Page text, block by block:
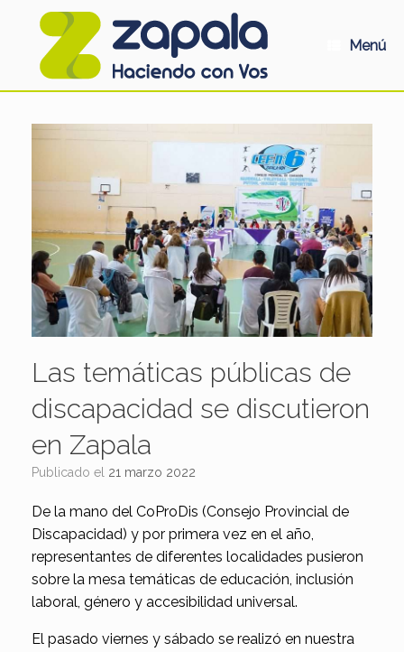
Menú
Las temáticas públicas de
discapacidad se discutieron
en Zapala
Publicado el 21 marzo 2022
De la mano del CoProDis (Consejo Provincial de
Discapacidad) y por primera vez en el año,
representantes de diferentes localidades pusieron
sobre la mesa temáticas de educación, inclusión
laboral, género y accesibilidad universal.
El pasado viernes y sábado se realizó en nuestra